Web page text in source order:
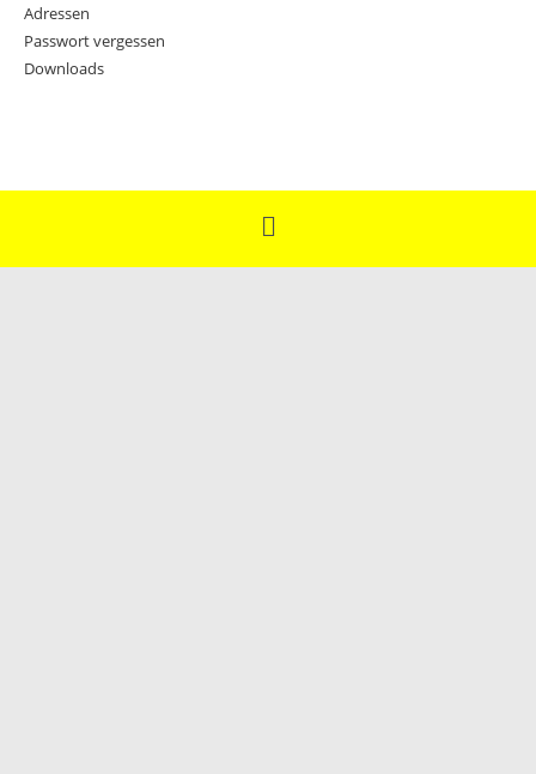
Adressen
Passwort vergessen
Downloads